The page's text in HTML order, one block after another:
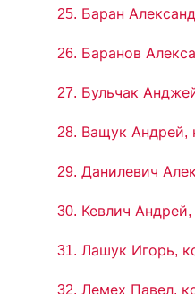
25. Баран
26. Баранов
27. Бульчак
28. Ващук Андрей,
29. Данилевич
30. Кевлич
31. Лашук Игорь,
32. Лемех Павел,